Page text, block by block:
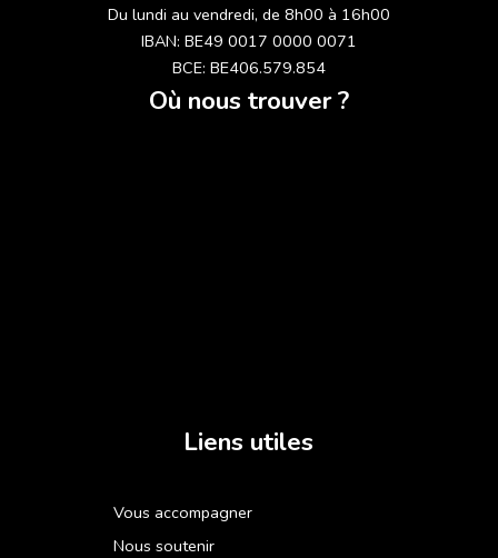
Du lundi au vendredi, de 8h00 à 16h00
IBAN: BE49 0017 0000 0071
BCE: BE406.579.854
Où nous trouver ?
Liens utiles
Vous accompagner
Nous soutenir